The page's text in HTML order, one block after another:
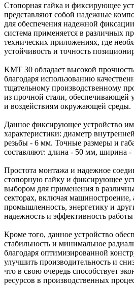
Стопорная гайка и фиксирующее
представляют собой надежные
для обеспечения надежной
система применяется в различных
технических приложениях, где
устойчивость и точность
KMT 30 обладает высокой
благодаря использованию
тщательному производственному
из прочной стали, обеспечивающей
и воздействиям окружающей среды.
Данное фиксирующее устройство
характеристики: диаметр
резьбы - 6 мм. Точные размеры и
составляют: длина - 50 мм, ширина
Простота монтажа и надежное
стопорную гайку и фиксирующее
выбором для применения в
секторах, включая
промышленность, энергетику и
надежность и эффективность
Кроме того, данное устройство
стабильность и минимальное
благодаря оптимизированной
улучшить производительность и
что в свою очередь способствует
ресурсов в производственных